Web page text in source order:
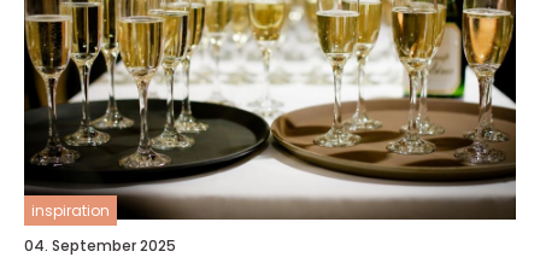
inspiration
04. September 2025